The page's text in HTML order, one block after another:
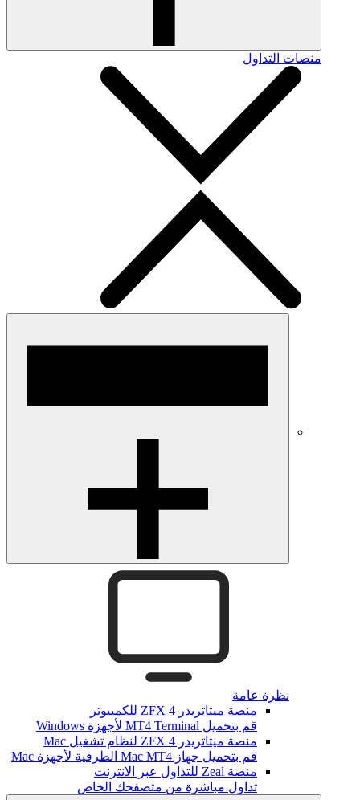
منصات التداول
نظرة عامة
منصة ميتاتريدر ZFX 4 للكمبيوتر
قم بتحميل MT4 Terminal لأجهزة Windows
منصة ميتاتريدر ZFX 4 لنظام تشغيل Mac
قم بتحميل جهاز Mac MT4 الطرفية لأجهزة Mac
منصة Zeal للتداول عبر الانترنت
تداول مباشرة من متصفحك الخاص